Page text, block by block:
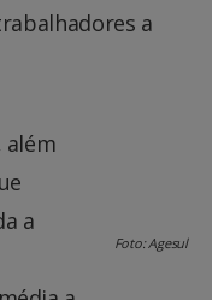
a
Foto: Agesul
além
a